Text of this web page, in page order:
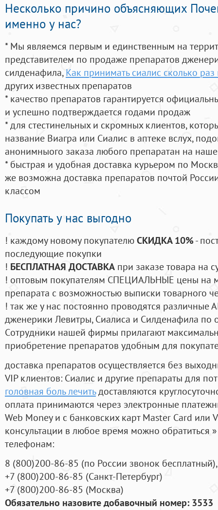
Несколько причино объясняющих
именно у нас?
* Мы являемся первым и единственным на
представителем по продаже препаратов
силденафила, Как принимать сиалис сколько раз
других известных препаратов
* качество препаратов гарантируется
и успешно подтверждается годами продаж
* для стестинельных и скромных клиентов,
название Виагра или Сиалис в аптеке вслух,
анонимныого заказа любого препаратан на
* быстрая и удобная доставка курьером по
же возможна доставка препаратов почтой
классом
Покупать у нас выгодно
! каждому новому покупателюСКИДКА 10%-
последующие покупки
! БЕСПЛАТНАЯ ДОСТАВКА при заказе товара на
! оптовым покупателям СПЕЦИАЛЬНЫЕ цены на
препарата с возможностью выписки товарного
! так же у нас постоянно проводятся
дженерики Левитры, Сиалиса и Силденафила по
Cотрудники нашей фирмы прилагают
приобретение препаратов удобным для
доставка препаратов осуществляется без
VIP клиентов: Сиалис и другие препараты для
головная боль лечитьдоставляются
оплата принимаются через электронные
Web Money и с банковских карт Master Card или
консультации в любое время можно обратиться
телефонам:
8 (800)200-86-85 (по России звонок бесплатный),
+7 (800)200-86-85 (Санкт-Петербург)
+7 (800)200-86-85 (Москва)
Обязательно назовите добавочный номер: 3533